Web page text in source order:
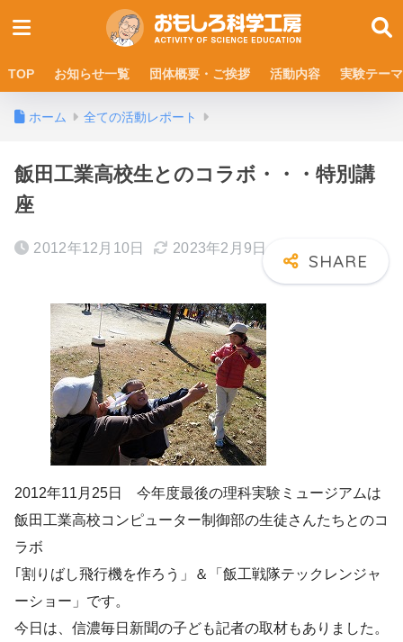
TOP お知らせ一覧 団体概要・ご挨拶 活動内容 実験テーマ
ホーム 全ての活動レポート
飯田工業高校生とのコラボ・・・特別講
座
2012年12月10日 2023年2月9日
2012年11月25日 今年度最後の理科実験ミュージアムは
飯田工業高校コンピューター制御部の生徒さんたちとのコ
ラボ
｢割りばし飛行機を作ろう」＆「飯工戦隊テックレンジャ
ーショー」です。
今日は、信濃毎日新聞の子ども記者の取材もありました。